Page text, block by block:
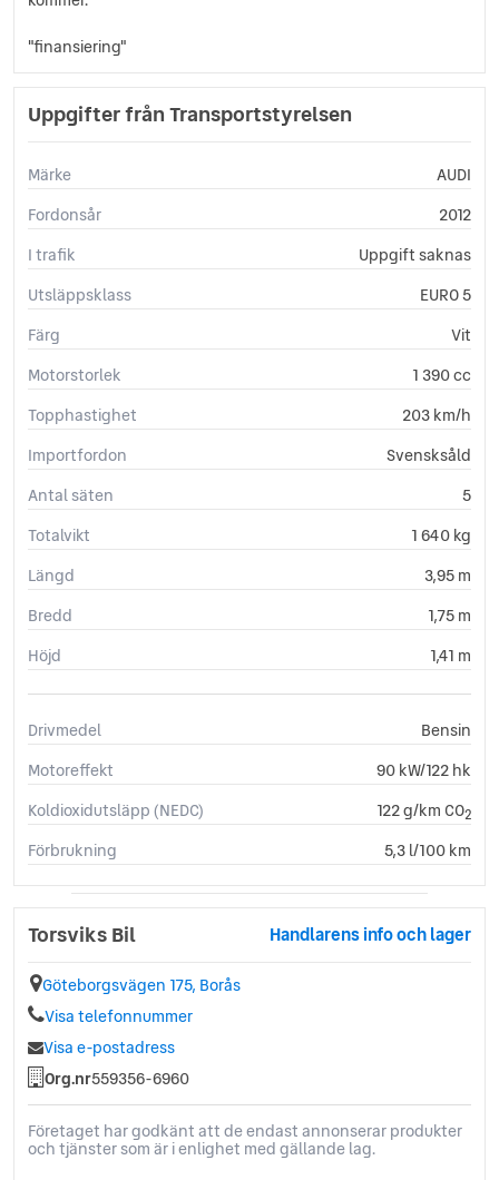
Sminkspegel
Sportratt
Start-/stoppfunktion
Startspärr
Stöldlarm
Svensksåld
Uppvärmda spolare
"finansiering"
Uppgifter från Transportstyrelsen
Märke
AUDI
Fordonsår
2012
I trafik
Uppgift saknas
Utsläppsklass
EURO 5
Färg
Vit
Motorstorlek
1 390 cc
Topphastighet
203 km/h
Importfordon
Svensksåld
Antal säten
5
Totalvikt
1 640 kg
Längd
3,95 m
Bredd
1,75 m
Höjd
1,41 m
Drivmedel
Bensin
Motoreffekt
90 kW/122 hk
Koldioxidutsläpp (NEDC)
122 g/km CO2
Förbrukning 5,3 l/100 km
Torsviks Bil Handlarens info och lager
Göteborgsvägen 175, Borås
Visa telefonnummer
Visa e-postadress
Org.nr559356-6960
Företaget har godkänt att de endast annonserar produkter
och tjänster som är i enlighet med gällande lag.